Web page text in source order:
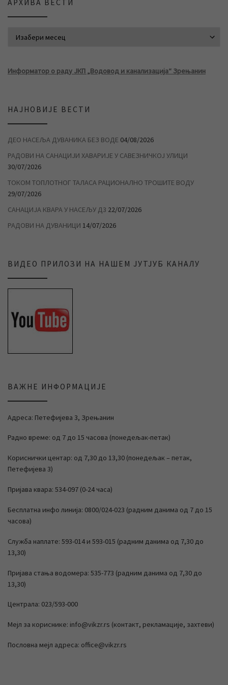
АРХИВА ВЕСТИ
Информатор о раду ЈКП „Водовод и канализација“ Зрењанин
НАЈНОВИЈЕ ВЕСТИ
ДЕО НАСЕЉА ДУВАНИКА БЕЗ ВОДЕ 04/08/2026
РАДОВИ НА САНАЦИЈИ ХАВАРИЈЕ У САВЕЗНИЧКОЈ УЛИЦИ
30/07/2026
ТОКОМ ТОПЛОТНОГ ТАЛАСА РАЦИОНАЛНО ТРОШИТЕ ВОДУ
29/07/2026
САНАЦИЈА КВАРА У НАСЕЉУ Д3 22/07/2026
РАДОВИ НА ДУВАНИЦИ 14/07/2026
ВИДЕО ПРИЛОЗИ НА НАШЕМ ЈУТЈУБ КАНАЛУ
ВАЖНЕ ИНФОРМАЦИЈЕ
Адреса: Петефијева 3, Зрењанин
Радно време: од 7 до 15 часова (понедељак-петак)
Кориснички центар: од 7,30 до 13,30 (понедељак – петак,
Петефијева 3)
Пријава квара: 534-097 (0-24 часа)
Бесплатна инфо линија: 0800/024-023 (радним данима од 7 до 15
часова)
Служба наплате: 593-014 и 593-015 (радним данима од 7,30 до
13,30)
Пријава стања водомера: 535-773 (радним данима од 7,30 до
13,30)
Централа: 023/593-000
Мејл за кориснике: info@vikzr.rs (контакт, рекламације, захтеви)
Пословна мејл адреса: office@vikzr.rs